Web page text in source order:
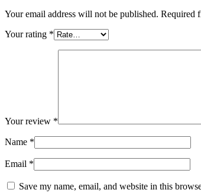
Your email address will not be published. Required
Your rating *
Your review *
Name *
Email *
Save my name, email, and website in this